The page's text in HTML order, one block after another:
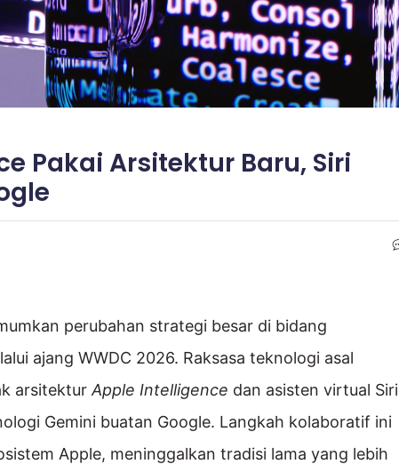
Pakai Arsitektur Baru, Siri
perubahan strategi besar di bidang
ajang WWDC 2026. Raksasa teknologi asal
arsitektur Apple Intelligence dan asisten virtual Siri
Gemini buatan Google. Langkah kolaboratif ini
Apple, meninggalkan tradisi lama yang lebih